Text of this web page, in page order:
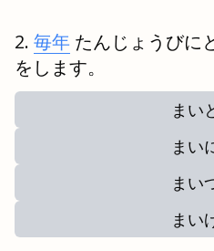
毎年 たんじょうびに
をします。
まい
まい
まい
まい